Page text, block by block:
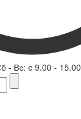
- Вс: c 9.00 - 15.00